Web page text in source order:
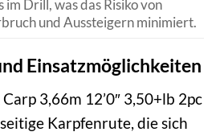
im Drill, was das Risiko von
und Aussteigern minimiert.
Einsatzmöglichkeiten
3,66m 12’0″ 3,50+lb 2pc
Karpfenrute, die sich